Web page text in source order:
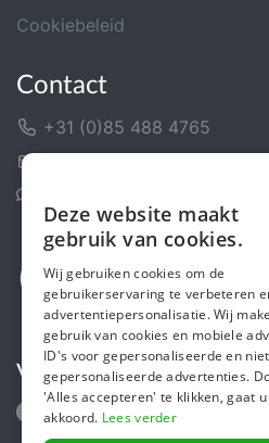
Cookiebeleid
Contact
+31 (0)85 488 4765
Volg ons
Deze website maakt
gebruik van cookies.
Wij gebruiken cookies om de
gebruikerservaring te verbeteren
advertentiepersonalisatie. Wij
gebruik van cookies en mobiele
ID's voor gepersonaliseerde en
gepersonaliseerde advertenties.
'Alles accepteren' te klikken, gaat
akkoord. Lees verder